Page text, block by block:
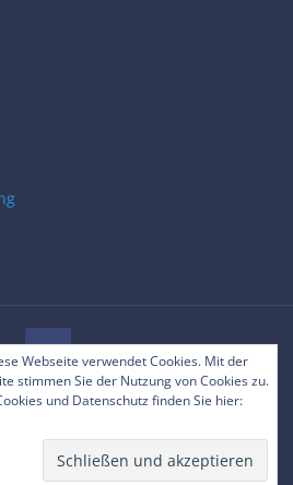
Webseite verwendet Cookies. Mit der
stimmen Sie der Nutzung von Cookies zu.
und Datenschutz finden Sie hier:
RVC Gilching